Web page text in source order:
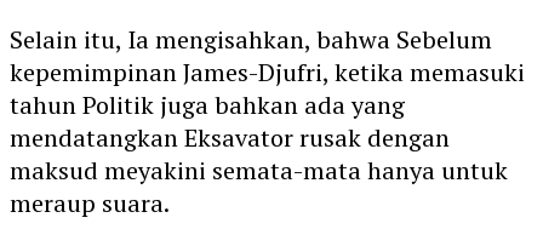
Selain itu, Ia mengisahkan, bahwa Sebelum
kepemimpinan James-Djufri, ketika memasuki
tahun Politik juga bahkan ada yang
mendatangkan Eksavator rusak dengan
maksud meyakini semata-mata hanya untuk
meraup suara.